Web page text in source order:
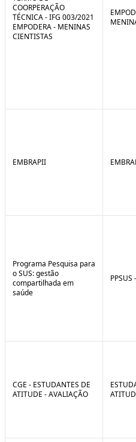
COORPERAÇÃO
TÉCNICA - IFG 003/2021
EMPODERA - MENINAS
CIENTISTAS
EMBRAPII
Programa Pesquisa para
o SUS: gestão
compartilhada em
saúde
PPSUS
CGE - ESTUDANTES DE
ATITUDE - AVALIAÇÃO